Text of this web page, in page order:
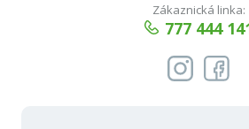
Zákaznická linka:
777 444